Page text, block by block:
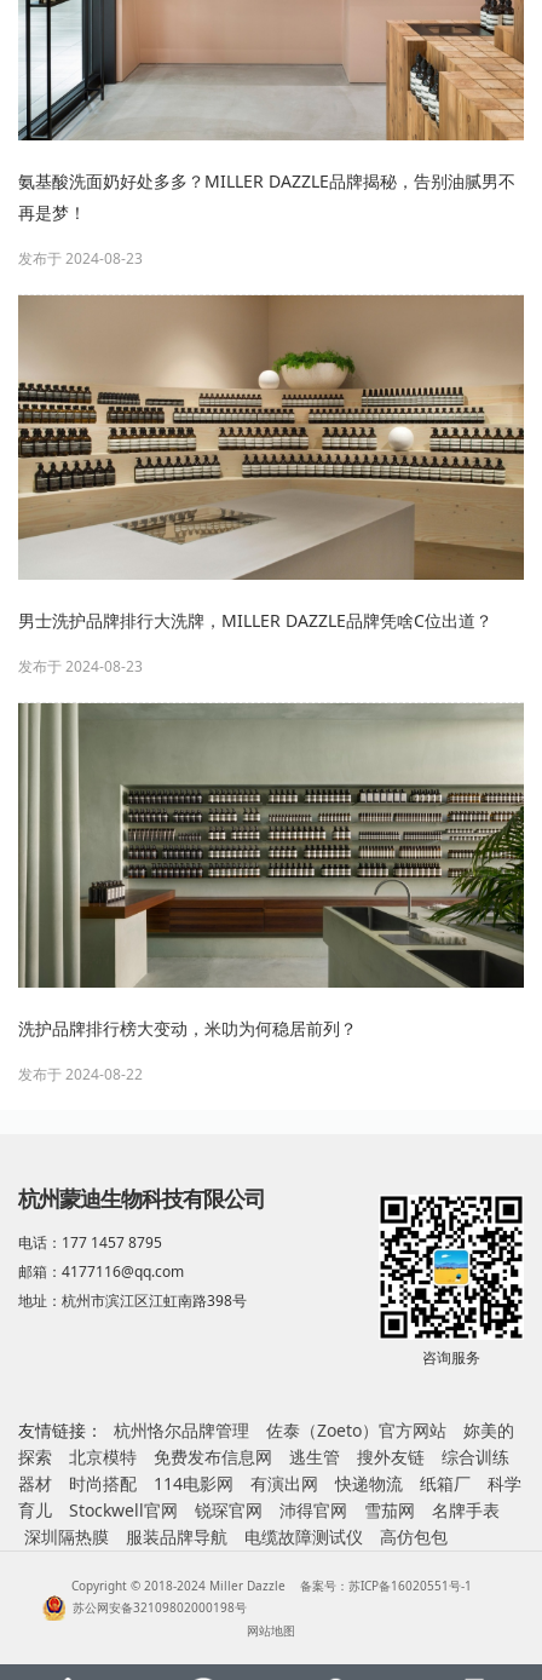
氨基酸洗面奶好处多多？MILLER DAZZLE品牌揭秘，告别油腻男不
再是梦！
发布于 2024-08-23
男士洗护品牌排行大洗牌，MILLER DAZZLE品牌凭啥C位出道？
发布于 2024-08-23
洗护品牌排行榜大变动，米叻为何稳居前列？
发布于 2024-08-22
杭州蒙迪生物科技有限公司
电话：177 1457 8795
邮箱：4177116@qq.com
地址：杭州市滨江区江虹南路398号
咨询服务
友情链接： 杭州恪尔品牌管理 佐泰（Zoeto）官方网站
妳美的
探索
北京模特 免费发布信息网 逃生管 搜外友链
综合训练
器材
时尚搭配 114电影网 有演出网 快递物流 纸箱厂
科学
育儿
Stockwell官网 锐琛官网 沛得官网 雪茄网
名牌手表
深圳隔热膜
服装品牌导航 电缆故障测试仪 高仿包包
Copyright © 2018-2024 Miller Dazzle 备案号：苏ICP备16020551号-1
苏公网安备32109802000198号
网站地图